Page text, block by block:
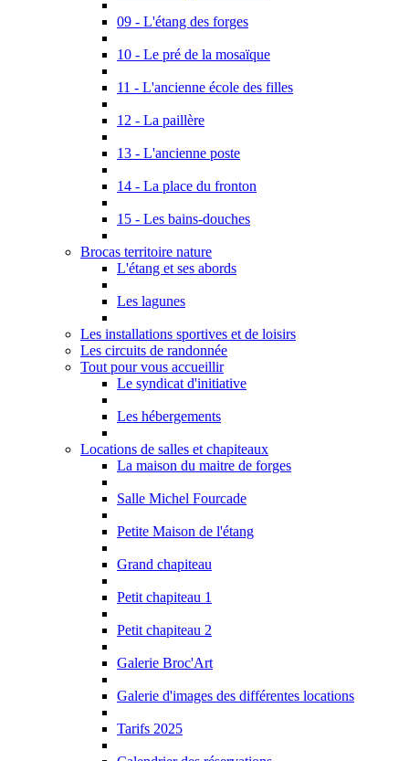
09 - L'étang des forges
10 - Le pré de la mosaïque
11 - L'ancienne école des filles
12 - La paillère
13 - L'ancienne poste
14 - La place du fronton
15 - Les bains-douches
Brocas territoire nature
L'étang et ses abords
Les lagunes
Les installations sportives et de loisirs
Les circuits de randonnée
Tout pour vous accueillir
Le syndicat d'initiative
Les hébergements
Locations de salles et chapiteaux
La maison du maitre de forges
Salle Michel Fourcade
Petite Maison de l'étang
Grand chapiteau
Petit chapiteau 1
Petit chapiteau 2
Galerie Broc'Art
Galerie d'images des différentes locations
Tarifs 2025